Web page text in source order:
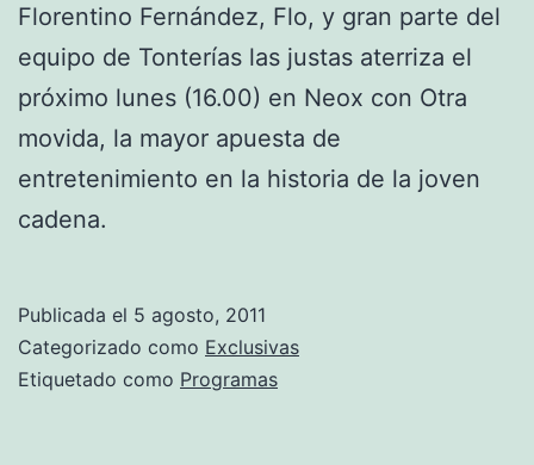
Florentino Fernández, Flo, y gran parte del
equipo de Tonterías las justas aterriza el
próximo lunes (16.00) en Neox con Otra
movida, la mayor apuesta de
entretenimiento en la historia de la joven
cadena.
Publicada el 5 agosto, 2011
Categorizado como Exclusivas
Etiquetado como Programas